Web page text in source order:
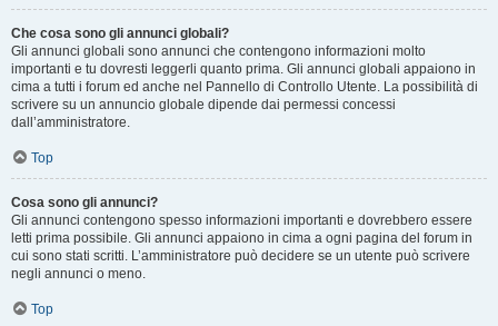
Che cosa sono gli annunci globali?
Gli annunci globali sono annunci che contengono informazioni molto
importanti e tu dovresti leggerli quanto prima. Gli annunci globali appaiono in
cima a tutti i forum ed anche nel Pannello di Controllo Utente. La possibilità di
scrivere su un annuncio globale dipende dai permessi concessi
dall’amministratore.
Top
Cosa sono gli annunci?
Gli annunci contengono spesso informazioni importanti e dovrebbero essere
letti prima possibile. Gli annunci appaiono in cima a ogni pagina del forum in
cui sono stati scritti. L’amministratore può decidere se un utente può scrivere
negli annunci o meno.
Top